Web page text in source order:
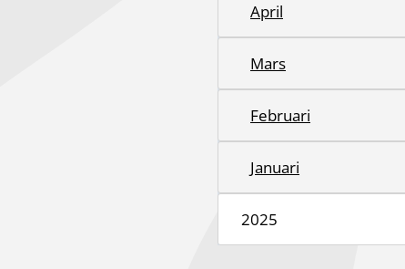
April
Mars
Februari
Januari
2025